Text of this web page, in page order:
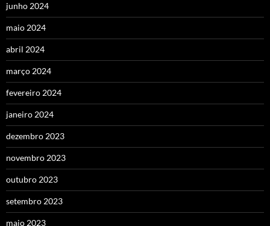
junho 2024
maio 2024
abril 2024
março 2024
fevereiro 2024
janeiro 2024
dezembro 2023
novembro 2023
outubro 2023
setembro 2023
maio 2023